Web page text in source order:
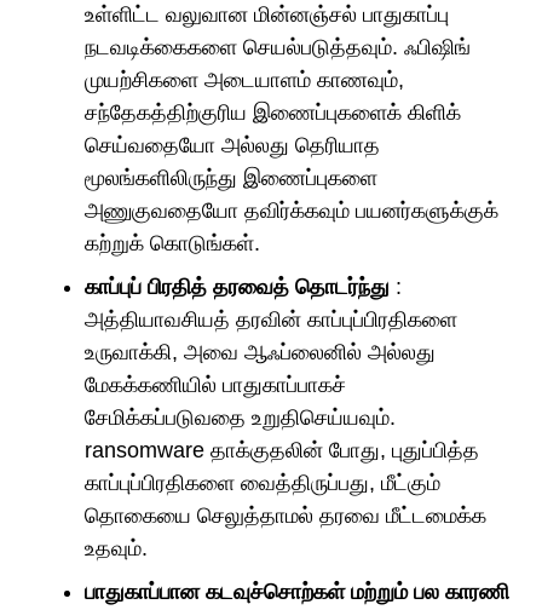
உள்ளிட்ட வலுவான மின்னஞ்சல் பாதுகாப்பு
நடவடிக்கைகளை செயல்படுத்தவும். ஃபிஷிங்
முயற்சிகளை அடையாளம் காணவும்,
சந்தேகத்திற்குரிய இணைப்புகளைக் கிளிக்
செய்வதையோ அல்லது தெரியாத
மூலங்களிலிருந்து இணைப்புகளை
அணுகுவதையோ தவிர்க்கவும் பயனர்களுக்குக்
கற்றுக் கொடுங்கள்.
காப்புப் பிரதித் தரவைத் தொடர்ந்து :
அத்தியாவசியத் தரவின் காப்புப்பிரதிகளை
உருவாக்கி, அவை ஆஃப்லைனில் அல்லது
மேகக்கணியில் பாதுகாப்பாகச்
சேமிக்கப்படுவதை உறுதிசெய்யவும்.
ransomware தாக்குதலின் போது, புதுப்பித்த
காப்புப்பிரதிகளை வைத்திருப்பது, மீட்கும்
தொகையை செலுத்தாமல் தரவை மீட்டமைக்க
உதவும்.
பாதுகாப்பான கடவுச்சொற்கள் மற்றும் பல காரணி